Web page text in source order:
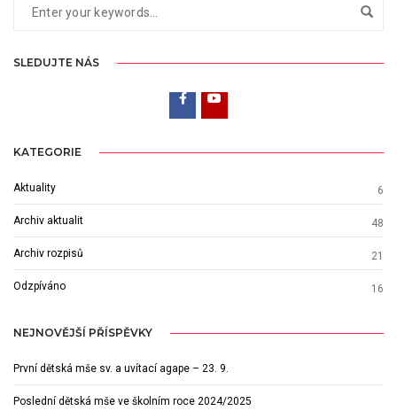
SLEDUJTE NÁS
KATEGORIE
Aktuality 6
Archiv aktualit 48
Archiv rozpisů 21
Odzpíváno 16
NEJNOVĚJŠÍ PŘÍSPĚVKY
První dětská mše sv. a uvítací agape – 23. 9.
Poslední dětská mše ve školním roce 2024/2025